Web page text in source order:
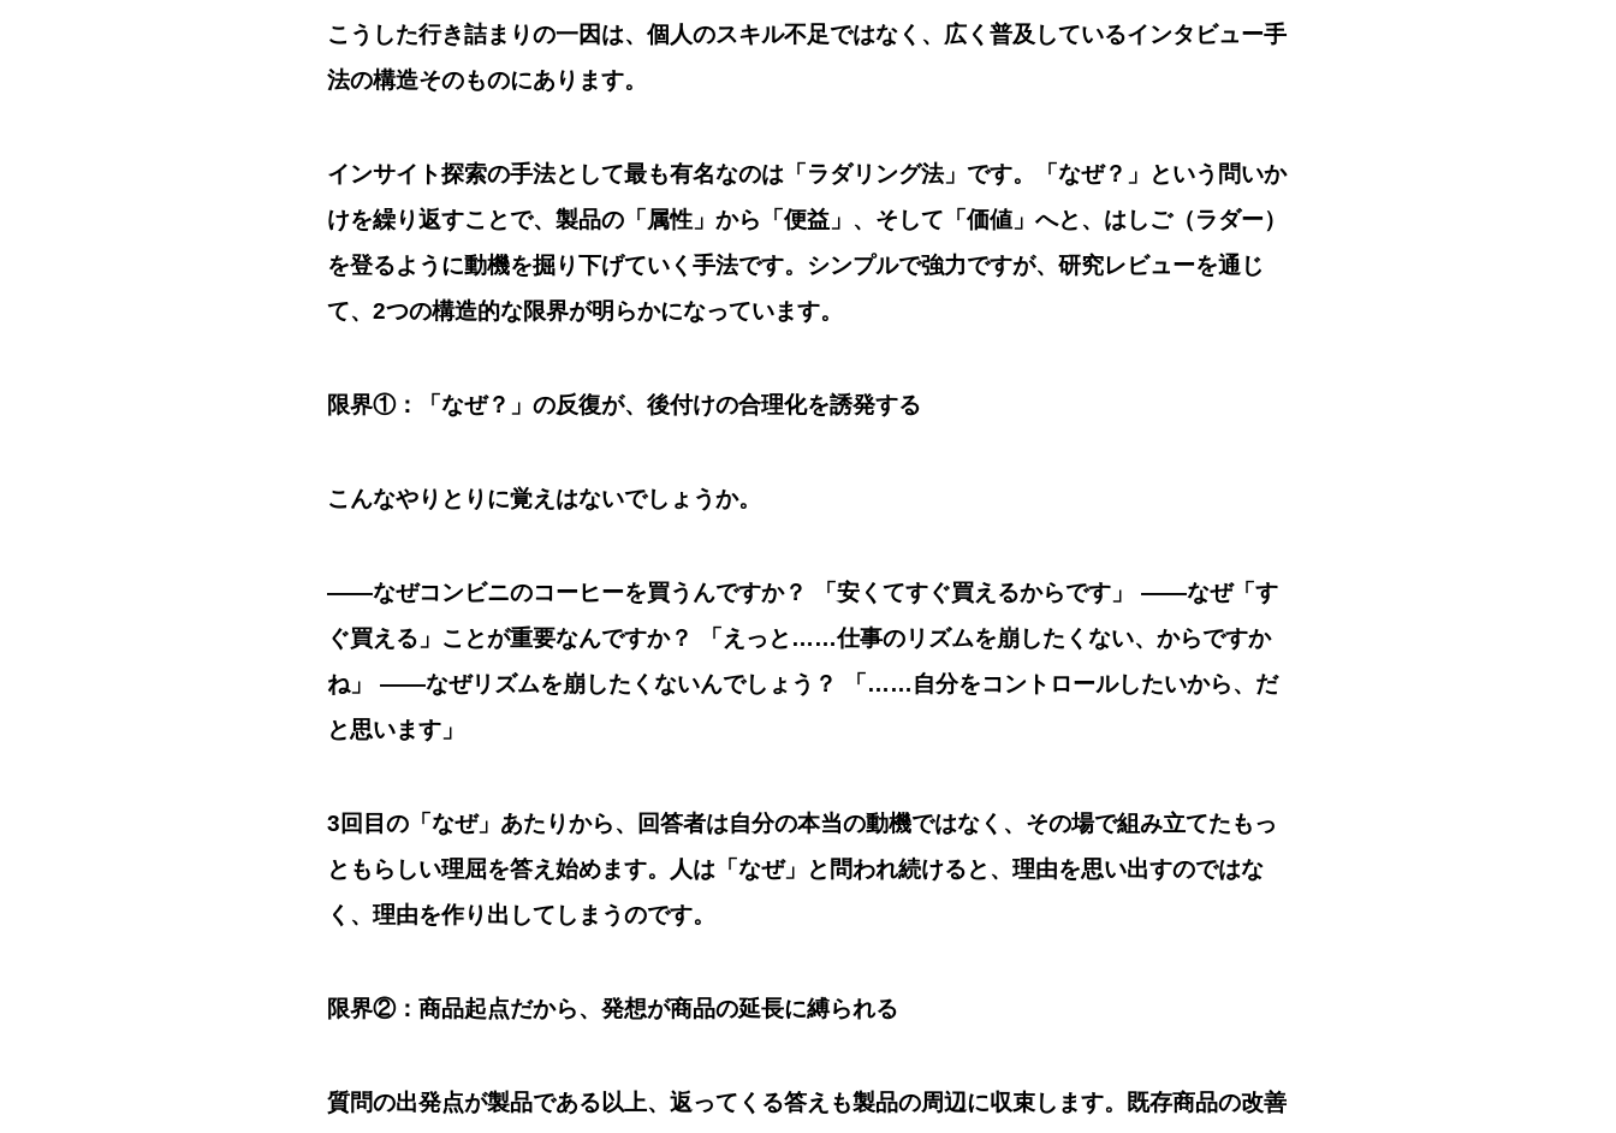
こうした行き詰まりの一因は、個人のスキル不足ではなく、 広く普及しているインタビュー手
法の構造そのものにあります。
インサイト探索の手法として最も有名なのは「ラダリング法」です。「なぜ？」という問いか
けを繰り返すことで、製品の「属性」から「便益」、そして「価値」へと、はしご（ラダー）
を登るように動機を掘り下げていく手法です。シンプルで強力ですが、研究レビューを通じ
て、2つの構造的な限界が明らかになっています。
限界①：「なぜ？」の反復が、後付けの合理化を誘発する
こんなやりとりに覚えはないでしょうか。
——なぜコンビニのコーヒーを買うんですか？ 「安くてすぐ買えるからです」 ——なぜ「す
ぐ買える」ことが重要なんですか？ 「えっと……仕事のリズムを崩したくない、からですか
ね」 ——なぜリズムを崩したくないんでしょう？ 「……自分をコントロールしたいから、だ
と思います」
3回目の「なぜ」あたりから、回答者は自分の本当の動機ではなく、 その場で組み立てたもっ
ともらしい理屈を答え始めます。人は「なぜ」と問われ続けると、理由を思い出すのではな
く、理由を作り出してしまうのです。
限界②：商品起点だから、発想が商品の延長に縛られる
質問の出発点が製品である以上、返ってくる答えも製品の周辺に収束します。既存商品の改善